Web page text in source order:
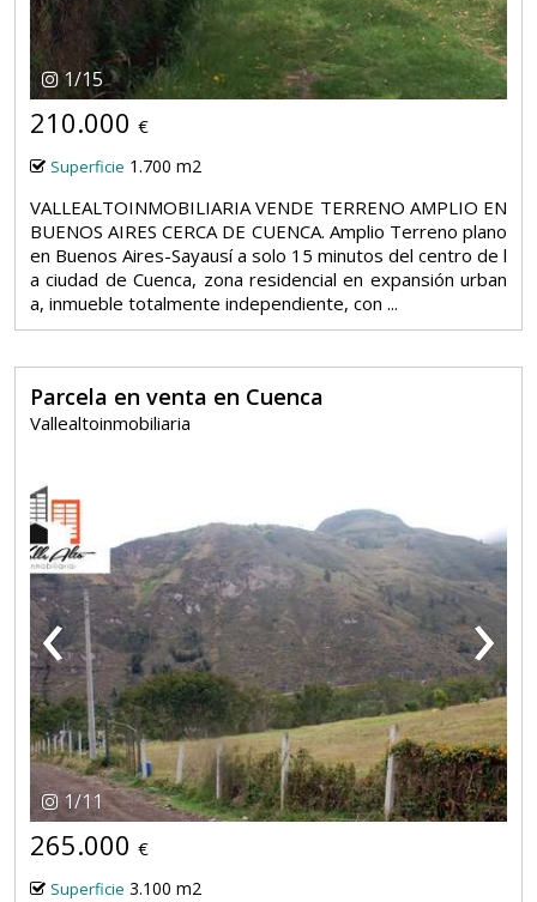
1/15
210.000 €
Superficie 1.700 m2
VALLEALTOINMOBILIARIA VENDE TERRENO AMPLIO EN
BUENOS AIRES CERCA DE CUENCA. Amplio Terreno plano
en Buenos Aires-Sayausí a solo 15 minutos del centro de l
a ciudad de Cuenca, zona residencial en expansión urban
a, inmueble totalmente independiente, con ...
Parcela en venta en Cuenca
Vallealtoinmobiliaria
‹ ›
1/11
265.000 €
Superficie 3.100 m2